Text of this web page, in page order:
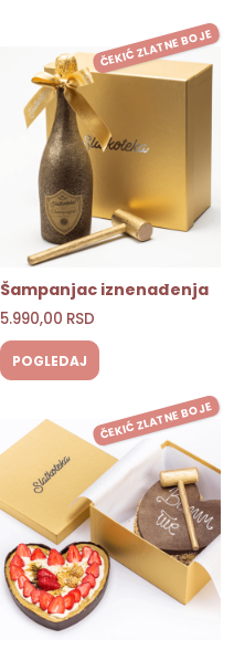
ČEKIĆ ZLATNE BOJE
Šampanjac iznenađenja
5.990,00 RSD
POGLEDAJ
ČEKIĆ ZLATNE BOJE